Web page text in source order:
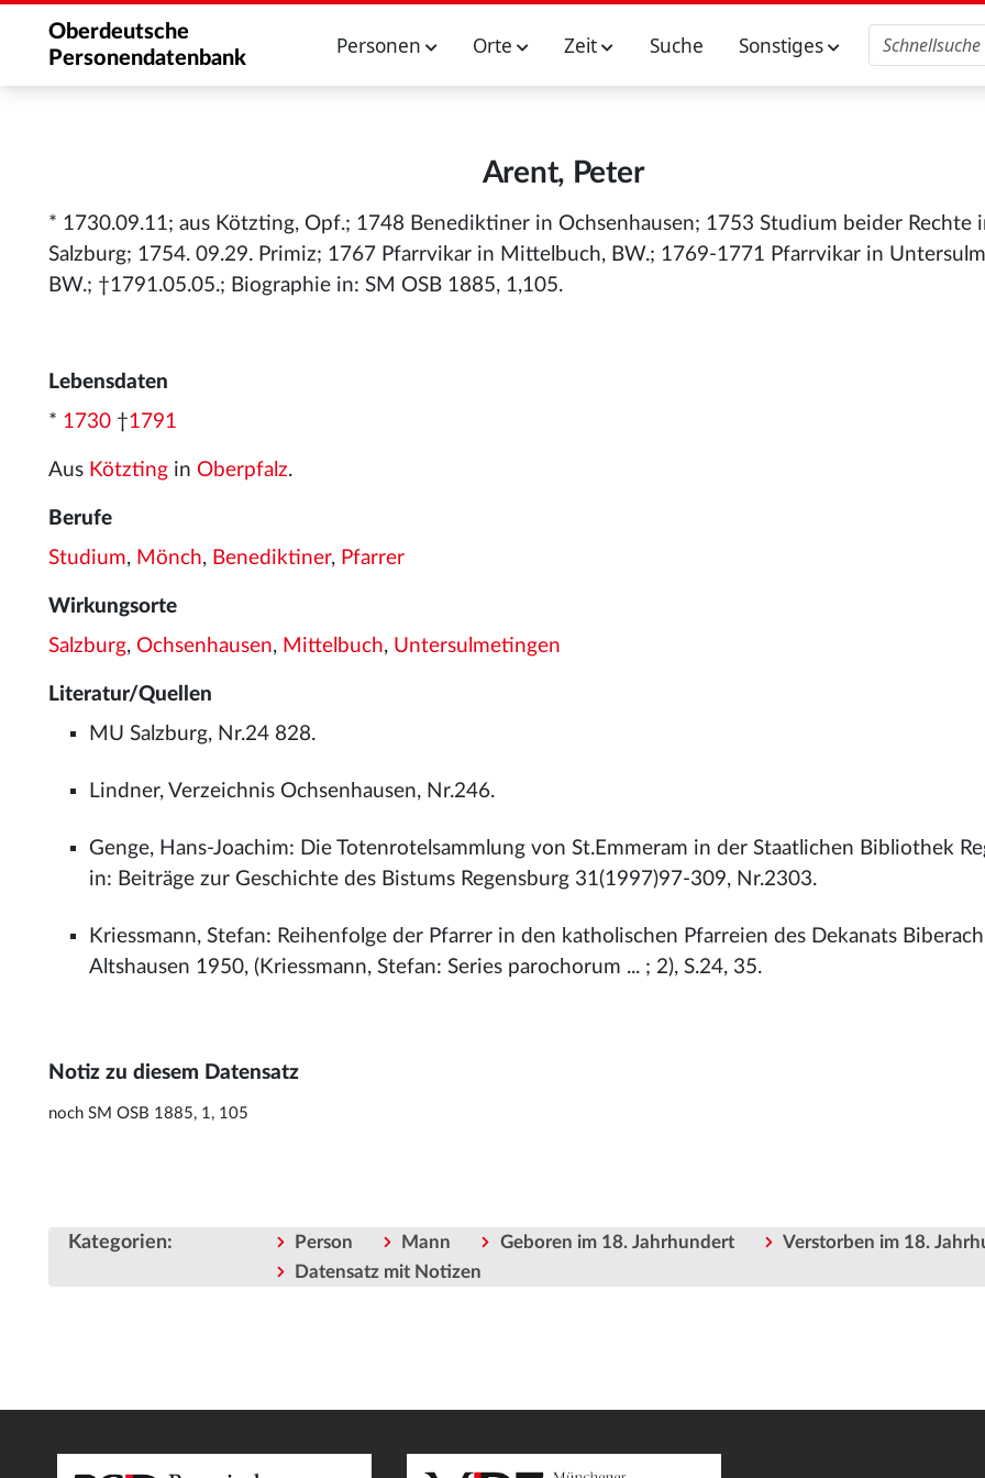
Oberdeutsche
Personendatenbank
Personen Orte Zeit Suche Sonstiges
Arent, Peter
* 1730.09.11; aus Kötzting, Opf.; 1748 Benediktiner in Ochsenhausen; 1753 Studium beider Rechte
Salzburg; 1754. 09.29. Primiz; 1767 Pfarrvikar in Mittelbuch, BW.; 1769-1771 Pfarrvikar in
BW.; †1791.05.05.; Biographie in: SM OSB 1885, 1,105.
Lebensdaten
* 1730 †1791
Aus Kötzting in Oberpfalz.
Berufe
Studium, Mönch, Benediktiner, Pfarrer
Wirkungsorte
Salzburg, Ochsenhausen, Mittelbuch, Untersulmetingen
Literatur/Quellen
MU Salzburg, Nr.24 828.
Lindner, Verzeichnis Ochsenhausen, Nr.246.
Genge, Hans-Joachim: Die Totenrotelsammlung von St.Emmeram in der Staatlichen Bibliothek
in: Beiträge zur Geschichte des Bistums Regensburg 31(1997)97-309, Nr.2303.
Kriessmann, Stefan: Reihenfolge der Pfarrer in den katholischen Pfarreien des Dekanats
Altshausen 1950, (Kriessmann, Stefan: Series parochorum ... ; 2), S.24, 35.
Notiz zu diesem Datensatz
noch SM OSB 1885, 1, 105
Kategorien: Person Mann Geboren im 18. Jahrhundert
Verstorben im 18.
Datensatz mit Notizen